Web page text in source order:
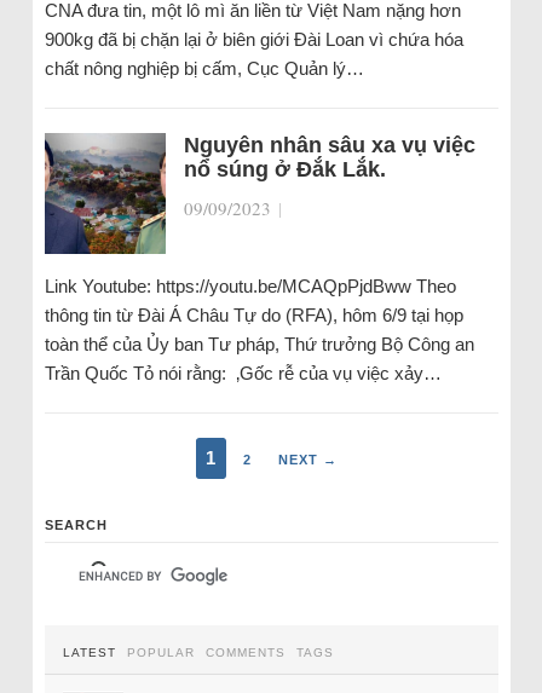
CNA đưa tin, một lô mì ăn liền từ Việt Nam nặng hơn
900kg đã bị chặn lại ở biên giới Đài Loan vì chứa hóa
chất nông nghiệp bị cấm, Cục Quản lý…
Nguyên nhân sâu xa vụ việc
nổ súng ở Đắk Lắk.
09/09/2023 |
Link Youtube: https://youtu.be/MCAQpPjdBww Theo
thông tin từ Đài Á Châu Tự do (RFA), hôm 6/9 tại họp
toàn thể của Ủy ban Tư pháp, Thứ trưởng Bộ Công an
Trần Quốc Tỏ nói rằng: ‚Gốc rễ của vụ việc xảy…
1 2 NEXT →
SEARCH
LATEST POPULAR COMMENTS TAGS